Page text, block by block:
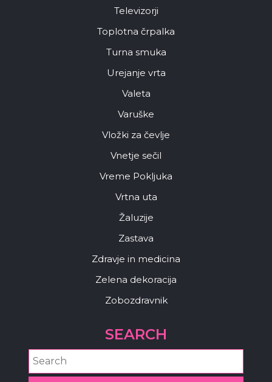
Televizorji
Toplotna črpalka
Turna smuka
Urejanje vrta
Valeta
Varuške
Vložki za čevlje
Vnetje sečil
Vreme Pokljuka
Vrtna uta
Žaluzije
Zastava
Zdravje in medicina
Zelena dekoracija
Zobozdravnik
SEARCH